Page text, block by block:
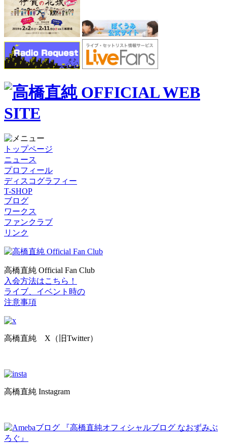
トップページ
ニュース
プロフィール
ディスコグラフィー
T-SHOP
ブログ
ワークス
ファンクラブ
リンク
高橋直純 Official Fan Club
入会方法はこちら！
ライブ、イベント時の
注意事項
高橋直純 X（旧Twitter）
高橋直純 Instagram